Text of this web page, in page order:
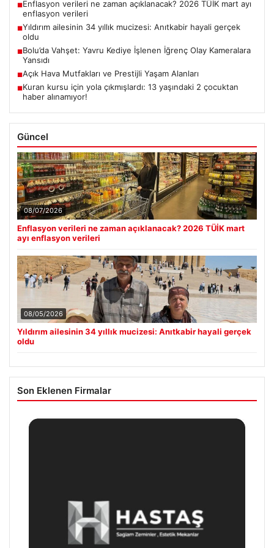
■Enflasyon verileri ne zaman açıklanacak? 2026 TÜİK mart ayı
enflasyon verileri
■Yıldırım ailesinin 34 yıllık mucizesi: Anıtkabir hayali gerçek
oldu
■Bolu’da Vahşet: Yavru Kediye İşlenen İğrenç Olay Kameralara
Yansıdı
■Açık Hava Mutfakları ve Prestijli Yaşam Alanları
■Kuran kursu için yola çıkmışlardı: 13 yaşındaki 2 çocuktan
haber alınamıyor!
Güncel
08/07/2026
Enflasyon verileri ne zaman açıklanacak? 2026 TÜİK mart
ayı enflasyon verileri
08/05/2026
Yıldırım ailesinin 34 yıllık mucizesi: Anıtkabir hayali gerçek
oldu
Son Eklenen Firmalar